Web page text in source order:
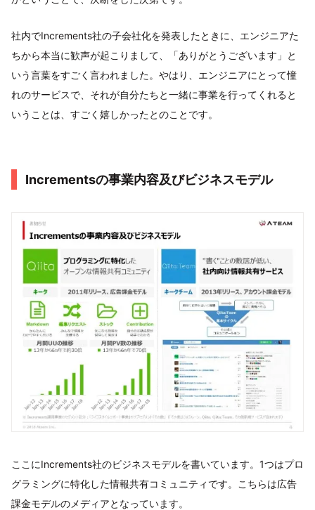
社内でIncrements社の子会社化を発表したときに、エンジニアた
ちから本当に歓声が起こりまして、「ありがとうございます」と
いう言葉をすごく言われました。やはり、エンジニアにとって憧
れのサービスで、それが自分たちと一緒に事業を行ってくれると
いうことは、すごく嬉しかったとのことです。
Incrementsの事業内容及びビジネスモデル
ここにIncrements社のビジネスモデルを書いています。1つはプロ
グラミングに特化した情報共有コミュニティです。こちらは広告
課金モデルのメディアとなっています。